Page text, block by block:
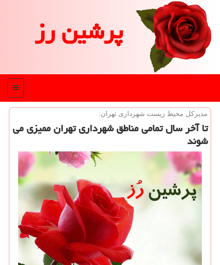
پرشین رز
منو
مدیركل محیط زیست شهرداری تهران:
تا آخر سال تمامی مناطق شهرداری تهران ممیزی می
شوند